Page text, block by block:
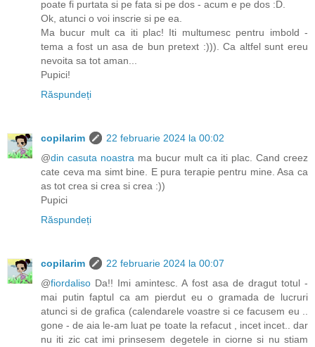
poate fi purtata si pe fata si pe dos - acum e pe dos :D.
Ok, atunci o voi inscrie si pe ea.
Ma bucur mult ca iti plac! Iti multumesc pentru imbold -
tema a fost un asa de bun pretext :))). Ca altfel sunt ereu
nevoita sa tot aman...
Pupici!
Răspundeți
copilarim
22 februarie 2024 la 00:02
@din casuta noastra ma bucur mult ca iti plac. Cand creez
cate ceva ma simt bine. E pura terapie pentru mine. Asa ca
as tot crea si crea si crea :))
Pupici
Răspundeți
copilarim
22 februarie 2024 la 00:07
@fiordaliso Da!! Imi amintesc. A fost asa de dragut totul -
mai putin faptul ca am pierdut eu o gramada de lucruri
atunci si de grafica (calendarele voastre si ce facusem eu ..
gone - de aia le-am luat pe toate la refacut , incet incet.. dar
nu iti zic cat imi prinsesem degetele in ciorne si nu stiam